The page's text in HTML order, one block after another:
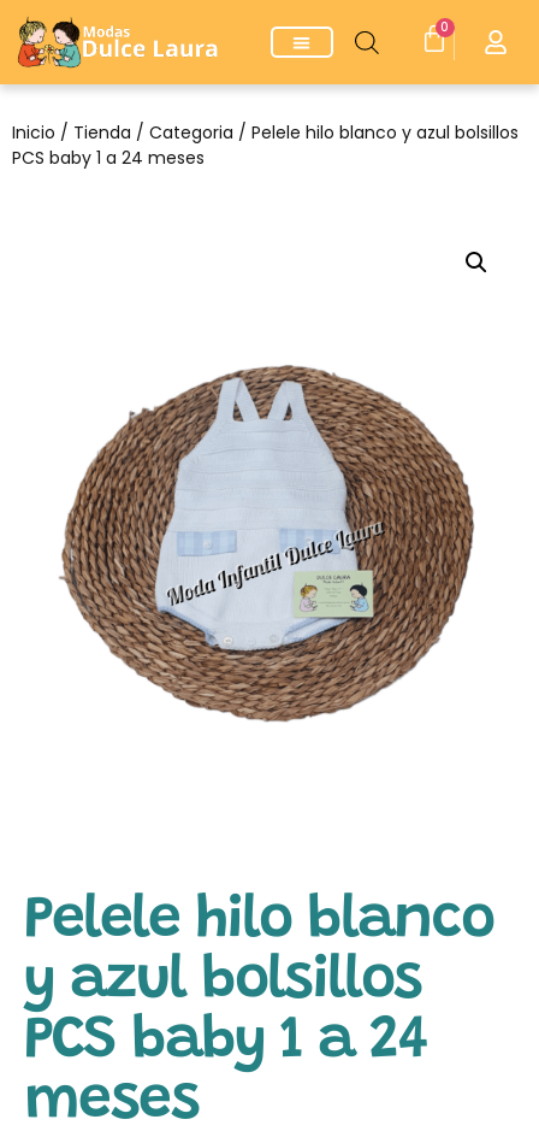
0
Inicio / Tienda / Categoria / Pelele hilo blanco y azul bolsillos
PCS baby 1 a 24 meses
Pelele hilo blanco
y azul bolsillos
PCS baby 1 a 24
meses